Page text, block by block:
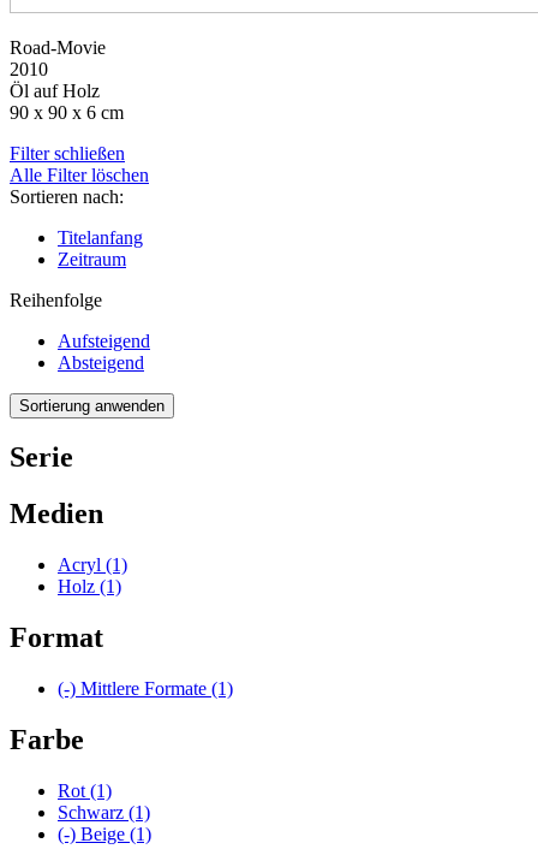
Road-Movie
2010
Öl auf Holz
90 x 90 x 6 cm
Filter schließen
Alle Filter löschen
Sortieren nach:
Titelanfang
Zeitraum
Reihenfolge
Aufsteigend
Absteigend
Serie
Medien
Acryl (1)
Holz (1)
Format
(-) Mittlere Formate (1)
Farbe
Rot (1)
Schwarz (1)
(-) Beige (1)